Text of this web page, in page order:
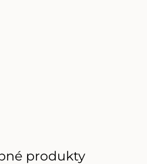
produkty